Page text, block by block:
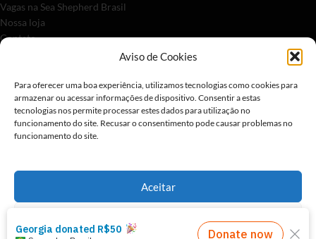
Aviso de Cookies
Para oferecer uma boa experiência, utilizamos tecnologias como cookies para
armazenar ou acessar informações de dispositivo. Consentir a estas
tecnologias nos permite processar estes dados para utilização no
funcionamento do site. Recusar o consentimento pode causar problemas no
funcionamento do site.
Aceitar
Vagas na Sea Shepherd Brasil
Nossa loja
Contato
A Sea Shepherd Brasil é um organismo com estatuto consultivo especial
junto da Comissão Econômica e Conselho Social da ONU desde 2023.